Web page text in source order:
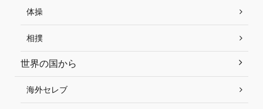
体操
相撲
世界の国から
海外セレブ